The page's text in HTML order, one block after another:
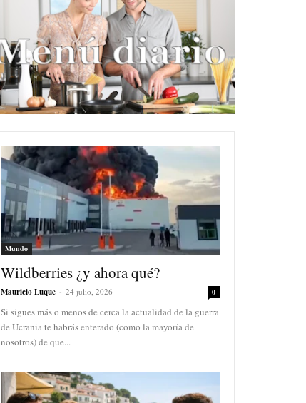
Mundo
Wildberries ¿y ahora qué?
Mauricio Luque - 24 julio, 2026 0
Si sigues más o menos de cerca la actualidad de la guerra
de Ucrania te habrás enterado (como la mayoría de
nosotros) de que...